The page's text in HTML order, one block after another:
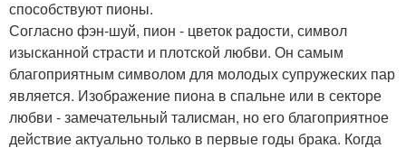
способствуют пионы.
Согласно фэн-шуй, пион - цветок радости, символ
изысканной страсти и плотской любви. Он самым
благоприятным символом для молодых супружеских пар
является. Изображение пиона в спальне или в секторе
любви - замечательный талисман, но его благоприятное
действие актуально только в первые годы брака. Когда